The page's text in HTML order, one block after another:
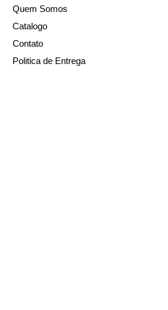
Quem Somos
Catalogo
Contato
Politica de Entrega